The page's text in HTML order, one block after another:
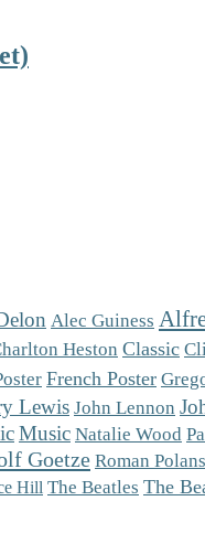
Alec Guiness
Heston Classic
French Poster
Lewis John Lennon
Music Natalie Wood
Goetze Roman
Hill The Beatles The